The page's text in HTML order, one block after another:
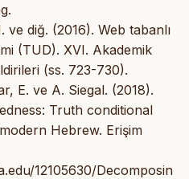
ve diğ. (2016). Web tabanlı
(TUD). XVI. Akademik
(ss. 723-730).
E. ve A. Siegal. (2018).
Truth conditional
Hebrew. Erişim
12105630/Decomposin